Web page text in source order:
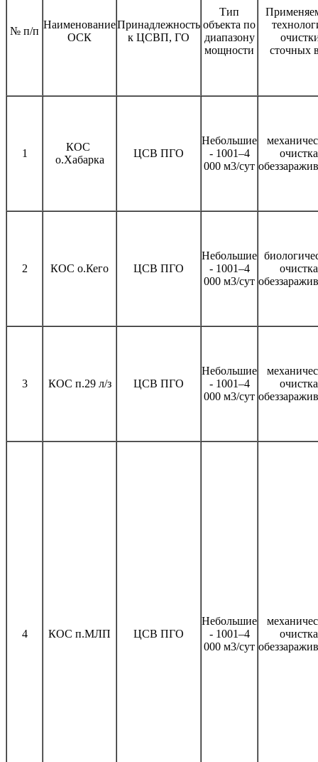
№ п/п
Наименование
ОСК
Принадлежность
к ЦСВП, ГО
Тип
объекта по
диапазону
мощности
сточных
1
КОС
о.Хабарка
ЦСВ ПГО
Небольшие
- 1001–4
000 м3/сут
2 КОС о.Кего ЦСВ ПГО
Небольшие
- 1001–4
000 м3/сут
3 КОС п.29 л/з ЦСВ ПГО
Небольшие
- 1001–4
000 м3/сут
4 КОС п.МЛП ЦСВ ПГО
Небольшие
- 1001–4
000 м3/сут